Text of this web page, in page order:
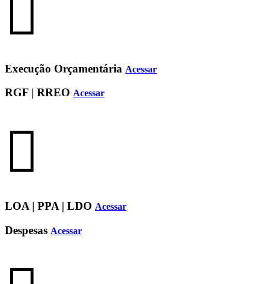
Execução Orçamentária Acessar
RGF | RREO Acessar
LOA | PPA | LDO Acessar
Despesas Acessar